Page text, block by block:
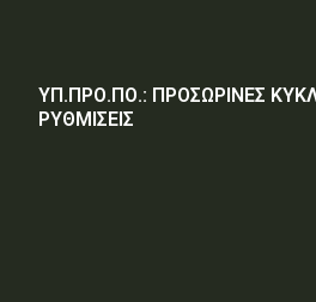
ΥΠ.ΠΡΟ.ΠΟ.: ΠΡΟΣΩΡΙΝΕΣ
ΡΥΘΜΙΣΕΙΣ